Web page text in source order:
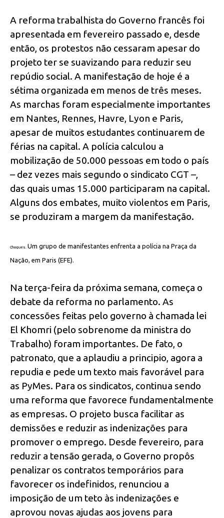
A reforma trabalhista do Governo francês foi
apresentada em fevereiro passado e, desde
então, os protestos não cessaram apesar do
projeto ter se suavizando para reduzir seu
repúdio social. A manifestação de hoje é a
sétima organizada em menos de três meses.
As marchas foram especialmente importantes
em Nantes, Rennes, Havre, Lyon e Paris,
apesar de muitos estudantes continuarem de
férias na capital. A polícia calculou a
mobilização de 50.000 pessoas em todo o país
– dez vezes mais segundo o sindicato CGT –,
das quais umas 15.000 participaram na capital.
Alguns dos embates, muito violentos em Paris,
se produziram a margem da manifestação.
Choques. Um grupo de manifestantes enfrenta a polícia na Praça da
Nação, em Paris (EFE).
Na terça-feira da próxima semana, começa o
debate da reforma no parlamento. As
concessões feitas pelo governo à chamada lei
El Khomri (pelo sobrenome da ministra do
Trabalho) foram importantes. De fato, o
patronato, que a aplaudiu a principio, agora a
repudia e pede um texto mais favorável para
as PyMes. Para os sindicatos, continua sendo
uma reforma que favorece fundamentalmente
as empresas. O projeto busca facilitar as
demissões e reduzir as indenizações para
promover o emprego. Desde fevereiro, para
reduzir a tensão gerada, o Governo propôs
penalizar os contratos temporários para
favorecer os indefinidos, renunciou a
imposição de um teto às indenizações e
aprovou novas ajudas aos jovens para